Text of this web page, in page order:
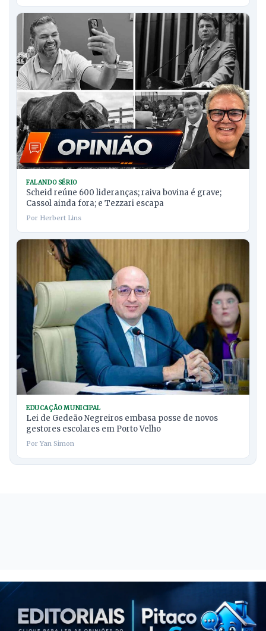
FALANDO SÉRIO
Scheid reúne 600 lideranças; raiva bovina é grave;
Cassol ainda fora; e Tezzari escapa
Por Herbert Lins
EDUCAÇÃO MUNICIPAL
Lei de Gedeão Negreiros embasa posse de novos
gestores escolares em Porto Velho
Por Yan Simon